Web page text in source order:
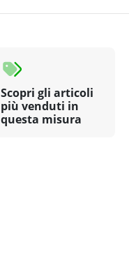
Scopri gli articoli
più venduti in
questa misura